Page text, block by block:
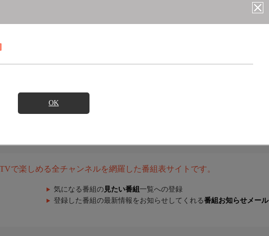
OK
で楽しめる全チャンネルを網羅した番組表サイトです。
気になる番組の 見たい番組 一覧への登録
登録した番組の最新情報をお知らせしてくれる番組お知らせメール